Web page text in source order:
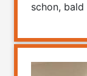
schon,